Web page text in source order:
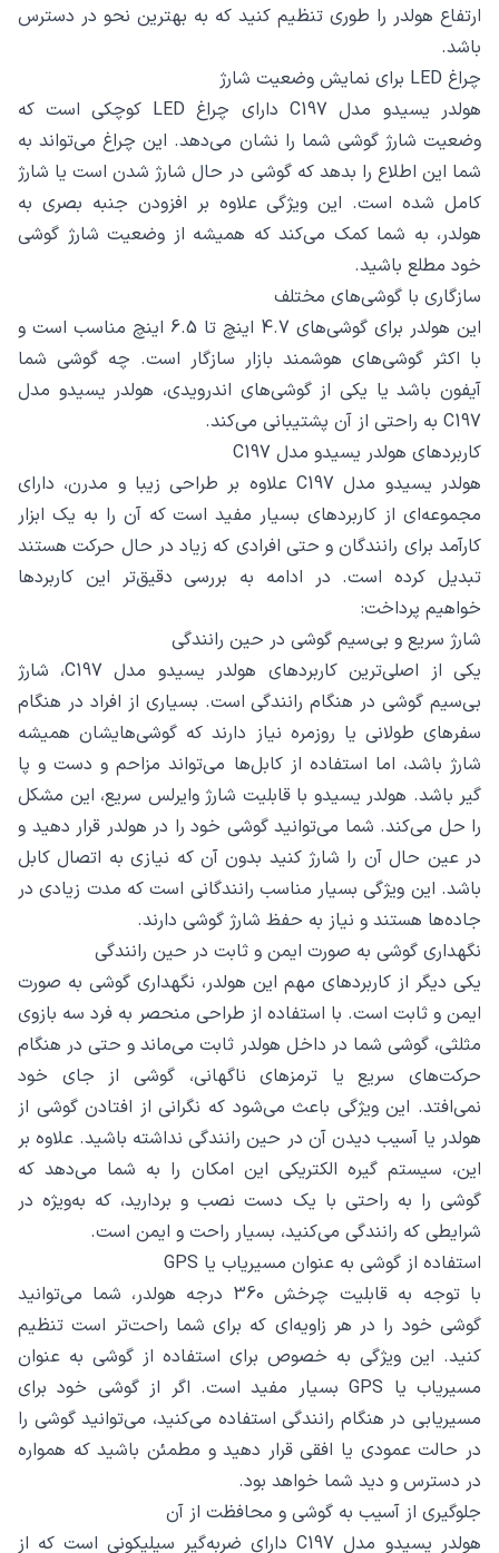
ارتفاع هولدر را طوری تنظیم کنید که به بهترین نحو در دسترس
باشد.
چراغ LED برای نمایش وضعیت شارژ
هولدر یسیدو مدل C197 دارای چراغ LED کوچکی است که
وضعیت شارژ گوشی شما را نشان می‌دهد. این چراغ می‌تواند به
شما این اطلاع را بدهد که گوشی در حال شارژ شدن است یا شارژ
کامل شده است. این ویژگی علاوه بر افزودن جنبه بصری به
هولدر، به شما کمک می‌کند که همیشه از وضعیت شارژ گوشی
خود مطلع باشید.
سازگاری با گوشی‌های مختلف
این هولدر برای گوشی‌های 4.7 اینچ تا 6.5 اینچ مناسب است و
با اکثر گوشی‌های هوشمند بازار سازگار است. چه گوشی شما
آیفون باشد یا یکی از گوشی‌های اندرویدی، هولدر یسیدو مدل
C197 به راحتی از آن پشتیبانی می‌کند.
کاربردهای هولدر یسیدو مدل C197
هولدر یسیدو مدل C197 علاوه بر طراحی زیبا و مدرن، دارای
مجموعه‌ای از کاربردهای بسیار مفید است که آن را به یک ابزار
کارآمد برای رانندگان و حتی افرادی که زیاد در حال حرکت هستند
تبدیل کرده است. در ادامه به بررسی دقیق‌تر این کاربردها
خواهیم پرداخت:
شارژ سریع و بی‌سیم گوشی در حین رانندگی
یکی از اصلی‌ترین کاربردهای هولدر یسیدو مدل C197، شارژ
بی‌سیم گوشی در هنگام رانندگی است. بسیاری از افراد در هنگام
سفرهای طولانی یا روزمره نیاز دارند که گوشی‌هایشان همیشه
شارژ باشد، اما استفاده از کابل‌ها می‌تواند مزاحم و دست و پا
گیر باشد. هولدر یسیدو با قابلیت شارژ وایرلس سریع، این مشکل
را حل می‌کند. شما می‌توانید گوشی خود را در هولدر قرار دهید و
در عین حال آن را شارژ کنید بدون آن که نیازی به اتصال کابل
باشد. این ویژگی بسیار مناسب رانندگانی است که مدت زیادی در
جاده‌ها هستند و نیاز به حفظ شارژ گوشی دارند.
نگهداری گوشی به صورت ایمن و ثابت در حین رانندگی
یکی دیگر از کاربردهای مهم این هولدر، نگهداری گوشی به صورت
ایمن و ثابت است. با استفاده از طراحی منحصر به فرد سه بازوی
مثلثی، گوشی شما در داخل هولدر ثابت می‌ماند و حتی در هنگام
حرکت‌های سریع یا ترمزهای ناگهانی، گوشی از جای خود
نمی‌افتد. این ویژگی باعث می‌شود که نگرانی از افتادن گوشی از
هولدر یا آسیب دیدن آن در حین رانندگی نداشته باشید. علاوه بر
این، سیستم گیره الکتریکی این امکان را به شما می‌دهد که
گوشی را به راحتی با یک دست نصب و بردارید، که به‌ویژه در
شرایطی که رانندگی می‌کنید، بسیار راحت و ایمن است.
استفاده از گوشی به عنوان مسیریاب یا GPS
با توجه به قابلیت چرخش 360 درجه هولدر، شما می‌توانید
گوشی خود را در هر زاویه‌ای که برای شما راحت‌تر است تنظیم
کنید. این ویژگی به خصوص برای استفاده از گوشی به عنوان
مسیریاب یا GPS بسیار مفید است. اگر از گوشی خود برای
مسیریابی در هنگام رانندگی استفاده می‌کنید، می‌توانید گوشی را
در حالت عمودی یا افقی قرار دهید و مطمئن باشید که همواره
در دسترس و دید شما خواهد بود.
جلوگیری از آسیب به گوشی و محافظت از آن
هولدر یسیدو مدل C197 دارای ضربه‌گیر سیلیکونی است که از